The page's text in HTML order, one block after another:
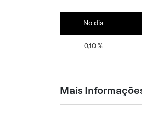
No dia
0,10 %
Mais